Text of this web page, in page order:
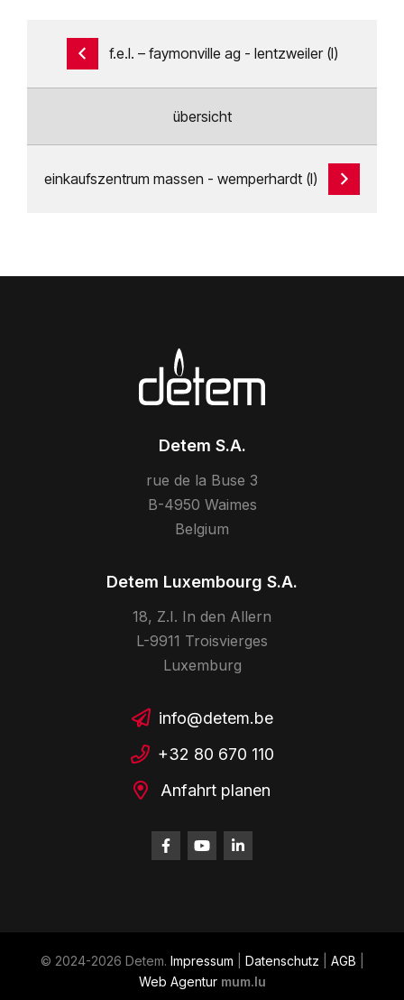
f.e.l. – faymonville ag - lentzweiler (l)
übersicht
einkaufszentrum massen - wemperhardt (l)
Detem S.A.
rue de la Buse 3
B-4950 Waimes
Belgium
Detem Luxembourg S.A.
18, Z.I. In den Allern
L-9911 Troisvierges
Luxemburg
info@detem.be
+32 80 670 110
Anfahrt planen
© 2024-2026 Detem. Impressum Datenschutz AGB
Web Agentur mum.lu